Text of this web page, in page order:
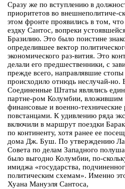
Сразу же по вступлению в
приоритетов во внешнеполитиче-
этом фронте проявились в том,
ездку Сантос, вопреки
Бразилию. Это было поистине
определившее вектор
экономического раз-вития. Это
делали его предшественники, с
прежде всего, направлявшие
происходило отнюдь неслучай-но.
Соединенные Штаты являлись
партне-ром Колумбии, вложившим
финансовые и военно-
повстанцами. К удивлению ряда
включили в маршрут поездки
по континенту, хотя ранее ее
дома Дж. Буш. По утверждению
Совета по делам Западного
было выгодно Колумбии, по-
имиджа «государства,
политическим схемам». Именно
Хуана Мануэля Сантоса,